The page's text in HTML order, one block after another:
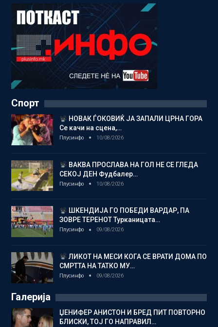
Спорт
НОВАК ЃОКОВИЌ ЈА ЗАПАЛИ ЦРНА ГОРА
Се качи на сцена,…
Плусинфо 10/08/2026
ВАКВА ПРОСЛАВА НА ГОЛ НЕ СЕ ГЛЕДА
СЕКОЈ ДЕН Фудбалер…
Плусинфо 10/08/2026
ШКЕНДИЈА ГО ПОБЕДИ ВАРДАР, ПА
ЗОВРЕ ТЕРЕНОТ Турканицата…
Плусинфо 09/08/2026
ЛИКОТ НА МЕСИ КОГА СЕ ВРАТИ ДОМА ПО
СМРТТА НА ТАТКО МУ…
Плусинфо 09/08/2026
Галерија
ЏЕНИФЕР АНИСТОН И БРЕД ПИТ ПОВТОРНО
БЛИСКИ, ТОЈ ГО НАПРАВИЛ…